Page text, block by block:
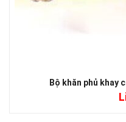
Bộ khăn phủ khay